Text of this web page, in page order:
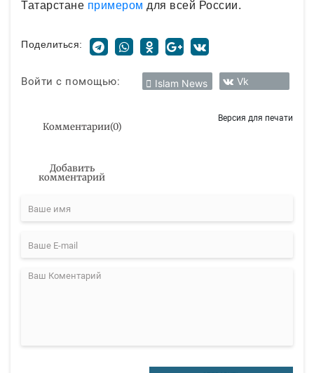
Татарстане примером для всей России.
Поделиться:
Войти с помощью: Islam News Vk
Комментарии(0)
Версия для печати
Добавить
комментарий